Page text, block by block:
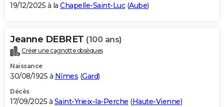
19/12/2025 à la Chapelle-Saint-Luc(Aube)
Jeanne DEBRET (100 ans)
Créer une cagnotte obsèques
Naissance
30/08/1925 à Nîmes (Gard)
Décès
17/09/2025 à Saint-Yrieix-la-Perche (Haute-Vienne)